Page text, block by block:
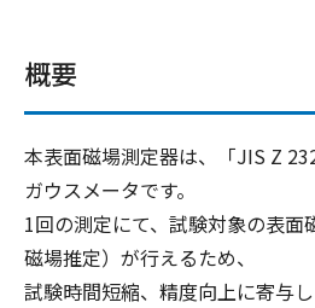
概要
本表面磁場測定器は、「JIS Z
ガウスメータです。
1回の測定にて、試験対象の表面
磁場推定）が行えるため、
試験時間短縮、精度向上に寄与し